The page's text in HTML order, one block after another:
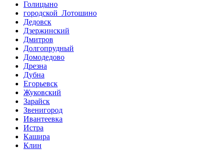
Голицыно
городской Лотошино
Дедовск
Дзержинский
Дмитров
Долгопрудный
Домодедово
Дрезна
Дубна
Егорьевск
Жуковский
Зарайск
Звенигород
Ивантеевка
Истра
Кашира
Клин